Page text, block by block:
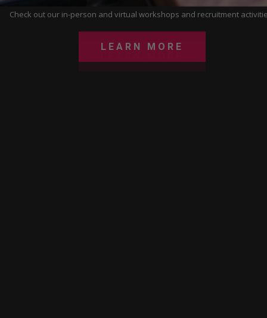
Check out our in-person and virtual workshops and recruitment
LEARN MORE
LEARN MORE